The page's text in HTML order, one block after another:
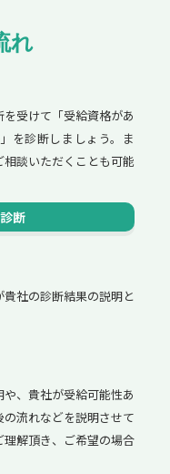
れ
受けて「受給資格があ
を診断しましょう。ま
談いただくことも可能
断
社の診断結果の説明と
、貴社が受給可能性あ
流れなどを説明させて
解頂き、ご希望の場合